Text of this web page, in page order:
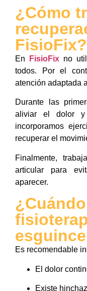
¿Cómo
FisioFix?
En FisioFix no
todos. Por el
atención adaptada
Durante las
aliviar el dolor y
incorporamos
recuperar el
Finalmente,
articular para
aparecer.
Es recomendable
El dolor
Existe